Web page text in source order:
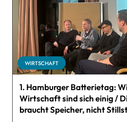
WIRTSCHAFT
1. Hamburger Batterietag:
Wirtschaft sind sich einig /
braucht Speicher, nicht